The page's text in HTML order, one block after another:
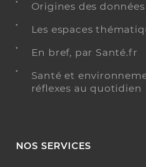
Origines des
Les espaces
En bref, par Santé.fr
Santé et
réflexes au quotidien
NOS SERVICES